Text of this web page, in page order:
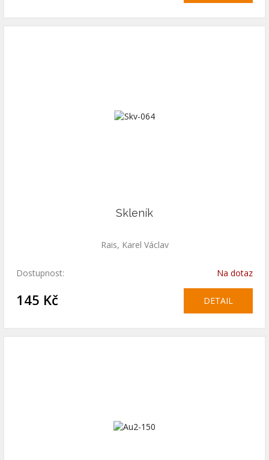
Skleník
Rais, Karel Václav
Dostupnost: Na dotaz
145 Kč DETAIL